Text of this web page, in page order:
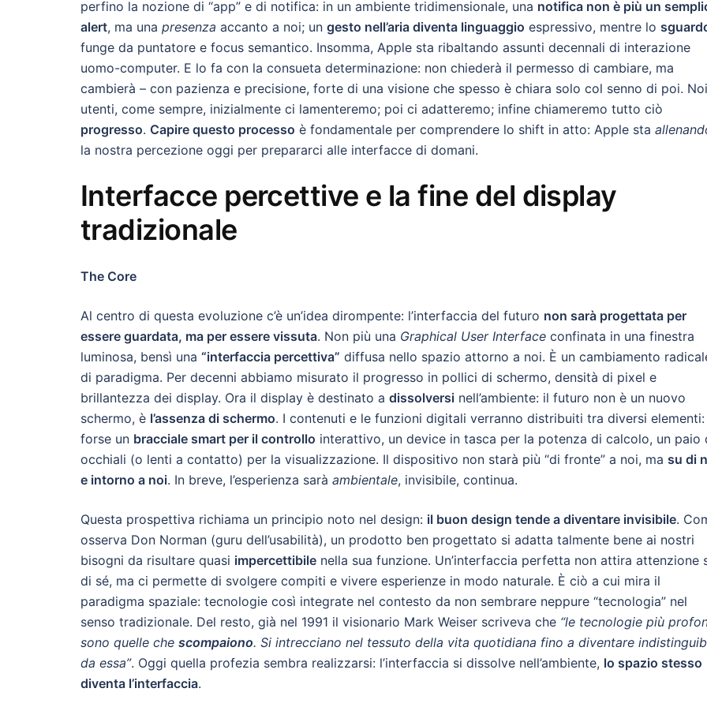
perfino la nozione di “app” e di notifica: in un ambiente tridimensionale, una notifica non è più un
alert, ma una presenza accanto a noi; un gesto nell’aria diventa linguaggio espressivo, mentre lo
funge da puntatore e focus semantico. Insomma, Apple sta ribaltando assunti decennali di interazione
uomo-computer. E lo fa con la consueta determinazione: non chiederà il permesso di cambiare, ma
cambierà – con pazienza e precisione, forte di una visione che spesso è chiara solo col senno di poi. Noi
utenti, come sempre, inizialmente ci lamenteremo; poi ci adatteremo; infine chiameremo tutto ciò
progresso. Capire questo processo è fondamentale per comprendere lo shift in atto: Apple sta
la nostra percezione oggi per prepararci alle interfacce di domani.
Interfacce percettive e la fine del display
tradizionale
The Core
Al centro di questa evoluzione c’è un’idea dirompente: l’interfaccia del futuro non sarà progettata per
essere guardata, ma per essere vissuta. Non più una Graphical User Interface confinata in una finestra
luminosa, bensì una “interfaccia percettiva” diffusa nello spazio attorno a noi. È un cambiamento
di paradigma. Per decenni abbiamo misurato il progresso in pollici di schermo, densità di pixel e
brillantezza dei display. Ora il display è destinato a dissolversi nell’ambiente: il futuro non è un nuovo
schermo, è l’assenza di schermo. I contenuti e le funzioni digitali verranno distribuiti tra diversi elementi:
forse un bracciale smart per il controllo interattivo, un device in tasca per la potenza di calcolo, un paio
occhiali (o lenti a contatto) per la visualizzazione. Il dispositivo non starà più “di fronte” a noi, ma su di
e intorno a noi. In breve, l’esperienza sarà ambientale, invisibile, continua.
Questa prospettiva richiama un principio noto nel design: il buon design tende a diventare invisibile.
osserva Don Norman (guru dell’usabilità), un prodotto ben progettato si adatta talmente bene ai nostri
bisogni da risultare quasi impercettibile nella sua funzione. Un’interfaccia perfetta non attira attenzione
di sé, ma ci permette di svolgere compiti e vivere esperienze in modo naturale. È ciò a cui mira il
paradigma spaziale: tecnologie così integrate nel contesto da non sembrare neppure “tecnologia” nel
senso tradizionale. Del resto, già nel 1991 il visionario Mark Weiser scriveva che “le tecnologie più
sono quelle che scompaiono. Si intrecciano nel tessuto della vita quotidiana fino a diventare
da essa”. Oggi quella profezia sembra realizzarsi: l’interfaccia si dissolve nell’ambiente, lo spazio stesso
diventa l’interfaccia.